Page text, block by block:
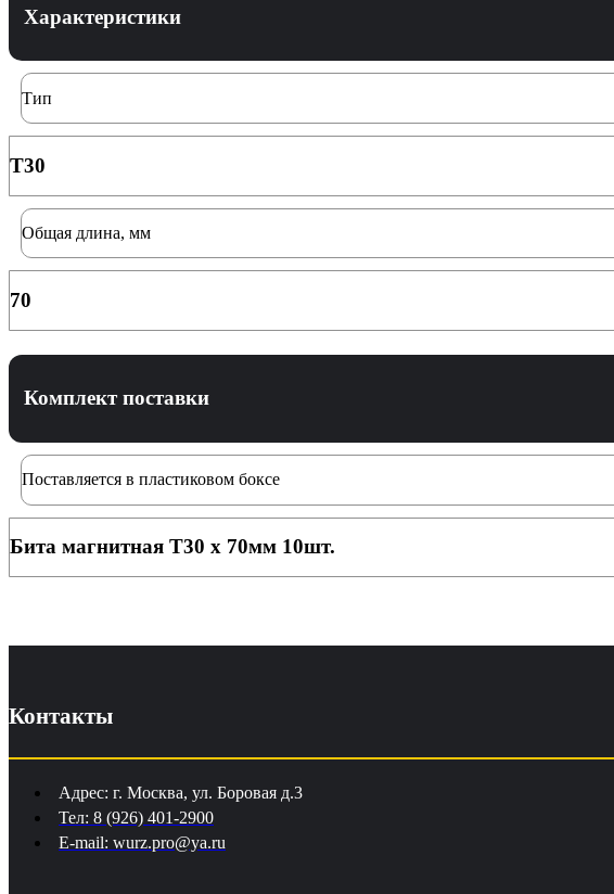
Характеристики
Тип
T30
Общая длина, мм
70
Комплект поставки
Поставляется в пластиковом боксе
Бита магнитная T30 х 70мм 10шт.
Контакты
Адрес: г. Москва, ул. Боровая д.3
Тел: 8 (926) 401-2900
E-mail: wurz.pro@ya.ru